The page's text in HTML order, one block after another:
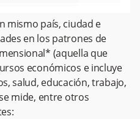
mismo país, ciudad e
en los patrones de
(aquella que
económicos e incluye
salud, educación, trabajo,
mide, entre otros